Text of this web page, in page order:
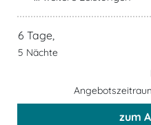
6 Tage,
5 Nächte
zum